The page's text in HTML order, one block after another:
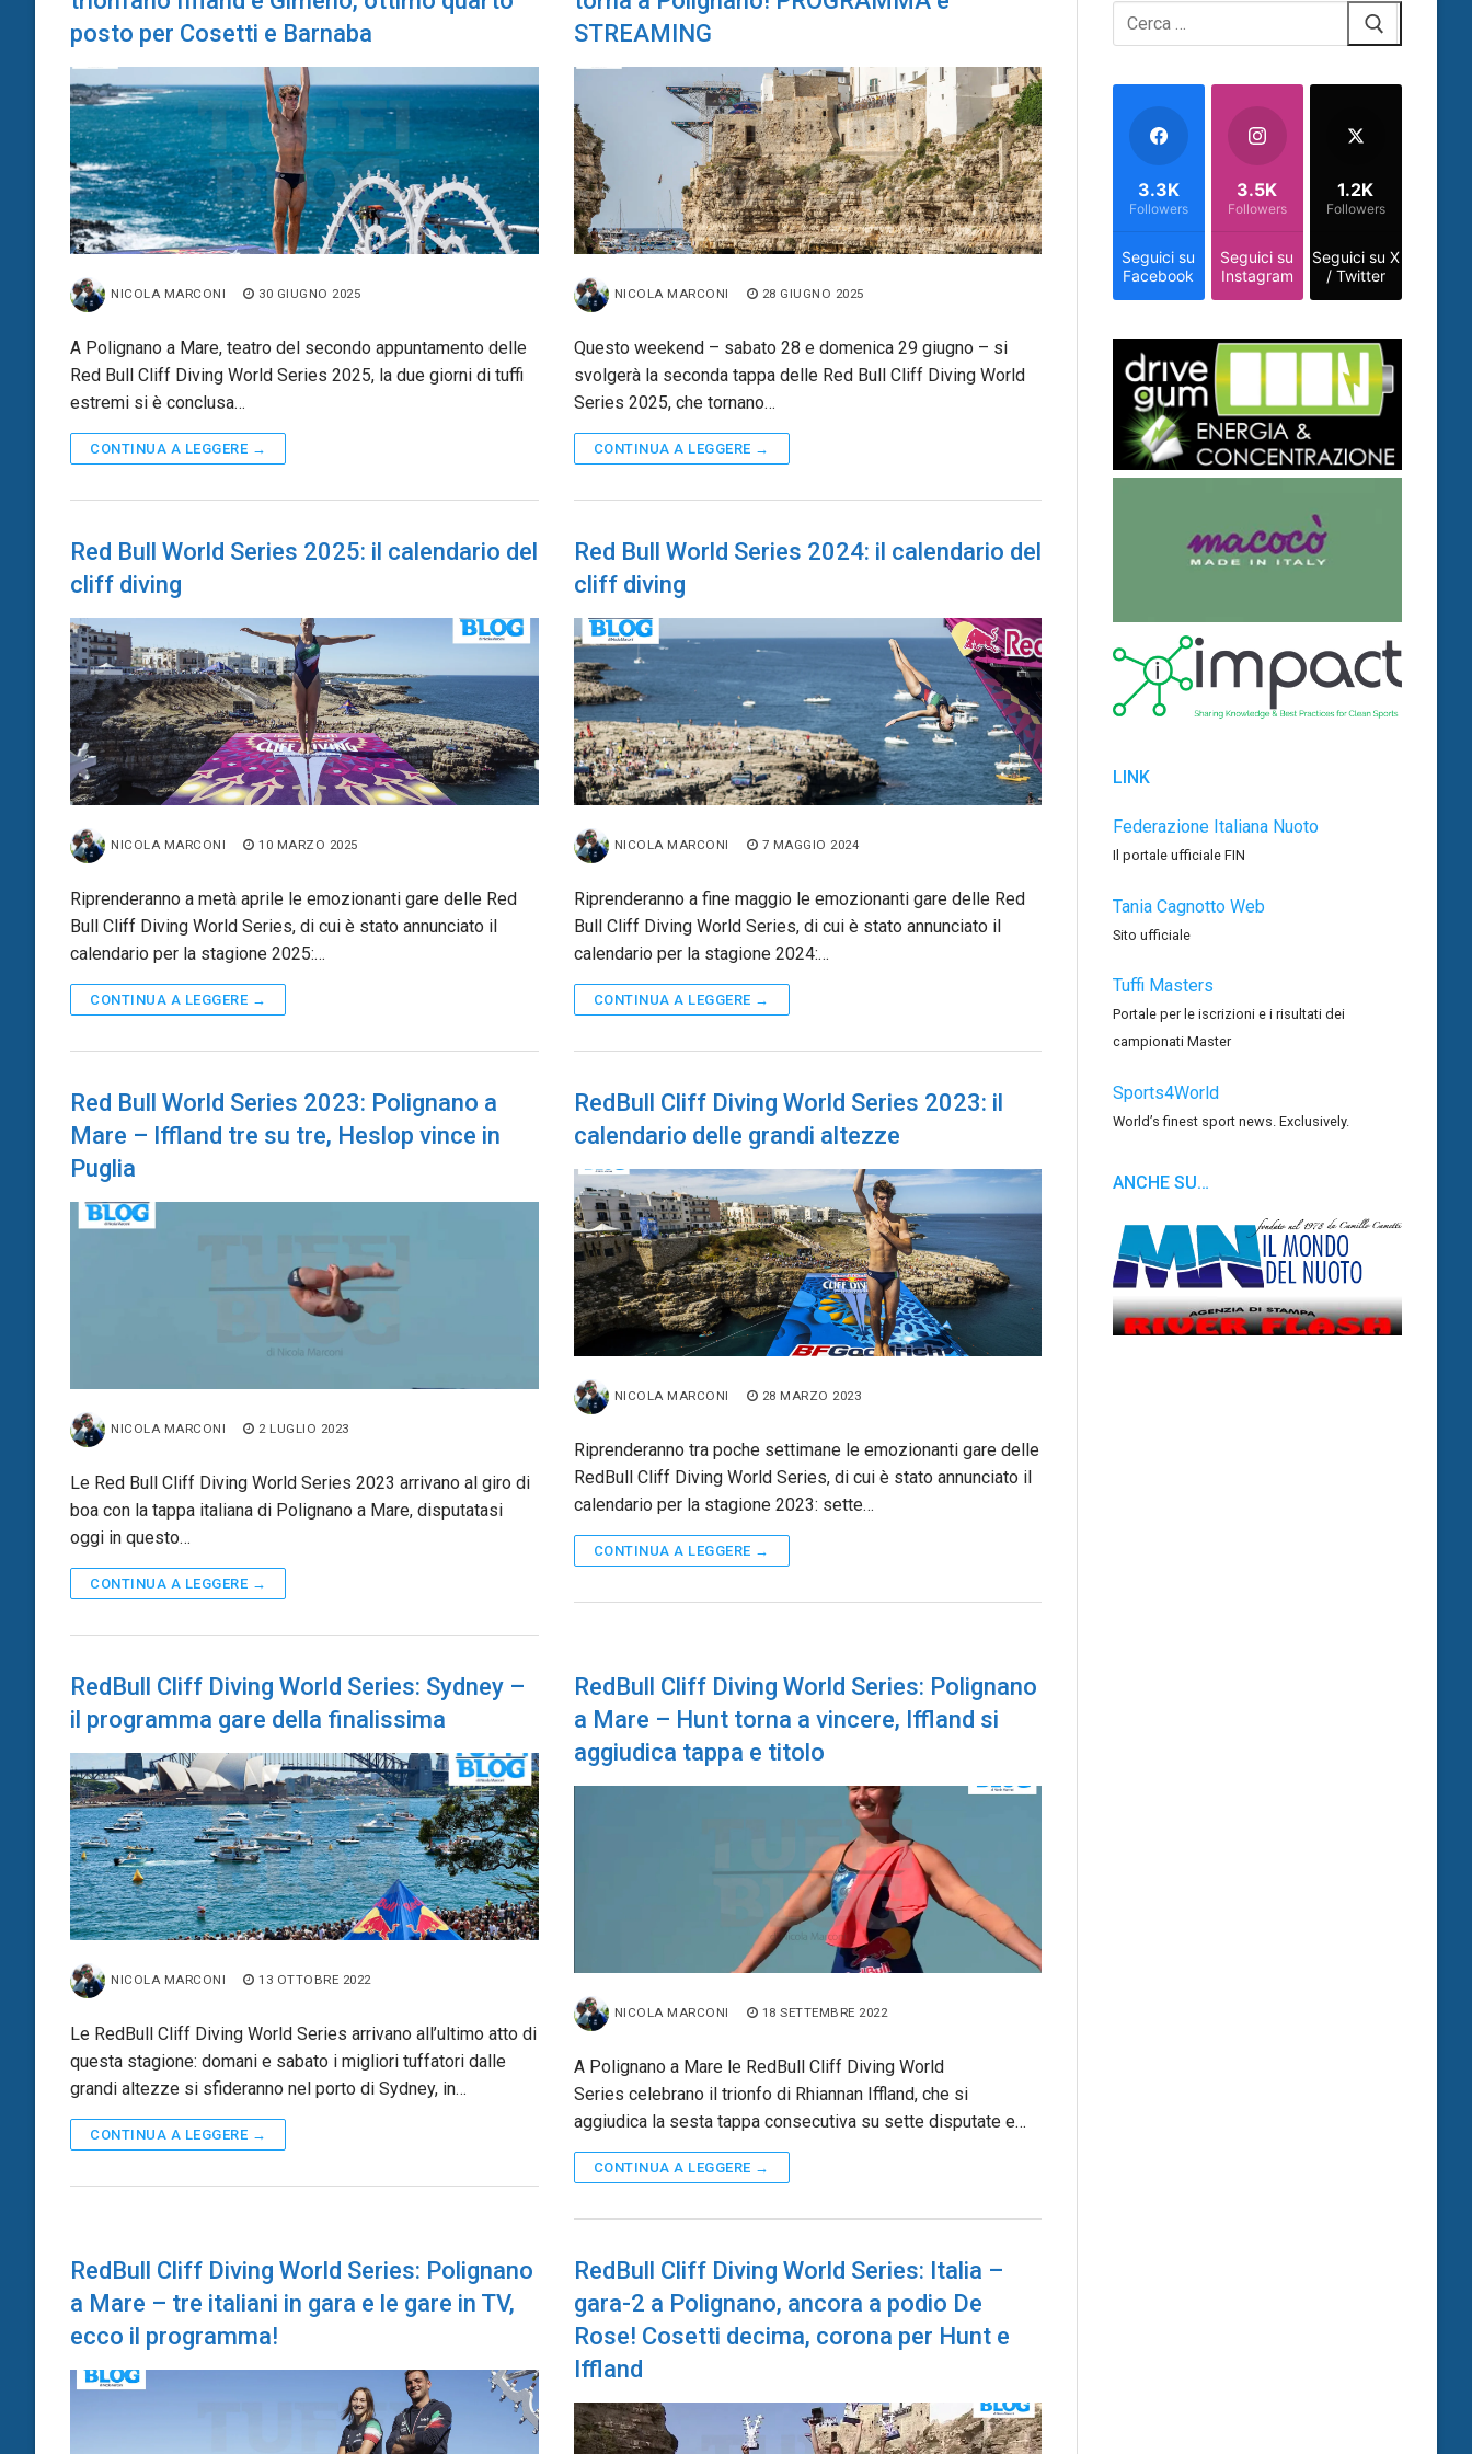
posto per Cosetti e Barnaba
NICOLA MARCONI 30 GIUGNO 2025
A Polignano a Mare, teatro del secondo appuntamento delle
Red Bull Cliff Diving World Series 2025, la due giorni di tuffi
estremi si è conclusa…
CONTINUA A LEGGERE →
STREAMING
NICOLA MARCONI 28 GIUGNO 2025
Questo weekend – sabato 28 e domenica 29 giugno – si
svolgerà la seconda tappa delle Red Bull Cliff Diving World
Series 2025, che tornano…
CONTINUA A LEGGERE →
Red Bull World Series 2025: il calendario del
cliff diving
NICOLA MARCONI 10 MARZO 2025
Riprenderanno a metà aprile le emozionanti gare delle Red
Bull Cliff Diving World Series, di cui è stato annunciato il
calendario per la stagione 2025:…
CONTINUA A LEGGERE →
Red Bull World Series 2024: il calendario del
cliff diving
NICOLA MARCONI 7 MAGGIO 2024
Riprenderanno a fine maggio le emozionanti gare delle Red
Bull Cliff Diving World Series, di cui è stato annunciato il
calendario per la stagione 2024:…
CONTINUA A LEGGERE →
Red Bull World Series 2023: Polignano a
Mare – Iffland tre su tre, Heslop vince in
Puglia
NICOLA MARCONI 2 LUGLIO 2023
Le Red Bull Cliff Diving World Series 2023 arrivano al giro di
boa con la tappa italiana di Polignano a Mare, disputatasi
oggi in questo…
CONTINUA A LEGGERE →
RedBull Cliff Diving World Series 2023: il
calendario delle grandi altezze
NICOLA MARCONI 28 MARZO 2023
Riprenderanno tra poche settimane le emozionanti gare delle
RedBull Cliff Diving World Series, di cui è stato annunciato il
calendario per la stagione 2023: sette…
CONTINUA A LEGGERE →
RedBull Cliff Diving World Series: Sydney –
il programma gare della finalissima
NICOLA MARCONI 13 OTTOBRE 2022
Le RedBull Cliff Diving World Series arrivano all’ultimo atto di
questa stagione: domani e sabato i migliori tuffatori dalle
grandi altezze si sfideranno nel porto di Sydney, in…
CONTINUA A LEGGERE →
RedBull Cliff Diving World Series: Polignano
a Mare – Hunt torna a vincere, Iffland si
aggiudica tappa e titolo
NICOLA MARCONI 18 SETTEMBRE 2022
A Polignano a Mare le RedBull Cliff Diving World
Series celebrano il trionfo di Rhiannan Iffland, che si
aggiudica la sesta tappa consecutiva su sette disputate e…
CONTINUA A LEGGERE →
RedBull Cliff Diving World Series: Polignano
a Mare – tre italiani in gara e le gare in TV,
ecco il programma!
RedBull Cliff Diving World Series: Italia –
gara-2 a Polignano, ancora a podio De
Rose! Cosetti decima, corona per Hunt e
Iffland
Cerca:
Seguici su
Facebook
3.3K
Followers
Seguici su
Instagram
3.5K
Followers
Seguici su X
/ Twitter
1.2K
Followers
LINK
Federazione Italiana Nuoto
Il portale ufficiale FIN
Tania Cagnotto Web
Sito ufficiale
Tuffi Masters
Portale per le iscrizioni e i risultati dei
campionati Master
Sports4World
World’s finest sport news. Exclusively.
ANCHE SU…